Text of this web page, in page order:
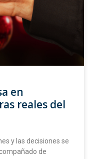
en
reales del
y las decisiones se
de